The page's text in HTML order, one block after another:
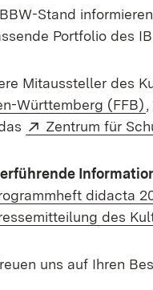
Stand
Portfolio des
Mitaussteller des
Württemberg (FFB)
Extern:
Zentrum für
didacta
des
uns auf Ihren